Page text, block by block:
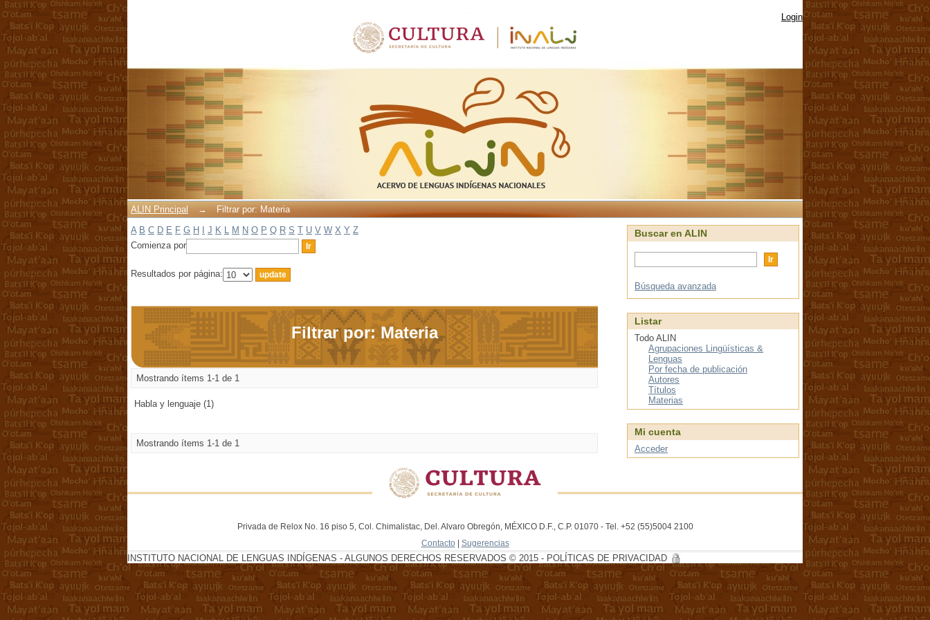
Login
ALIN Principal →
Filtrar por: Materia
A B C D E F G H J K L M N O P Q R S T U V W X Y Z
Comienza por
Resultados por página:
Filtrar por: Materia
Mostrando ítems 1-1 de 1
Habla y lenguaje (1)
Mostrando ítems 1-1 de 1
Buscar en ALIN
Búsqueda avanzada
Listar
Todo ALIN
Agrupaciones Lingüísticas &
Lenguas
Por fecha de publicación
Autores
Títulos
Materias
Mi cuenta
Acceder
Privada de Relox No. 16 piso 5, Col. Chimalistac, Del. Alvaro Obregón, MÉXICO D.F., C.P. 01070 - Tel. +52 (55)5004 2100
Contacto | Sugerencias
INSTITUTO NACIONAL DE LENGUAS INDÍGENAS - ALGUNOS DERECHOS RESERVADOS © 2015 - POLÍTICAS DE PRIVACIDAD